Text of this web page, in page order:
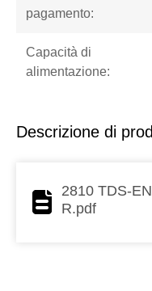
pagamento:
Capacità di
alimentazione:
Descrizione di
2810 TDS-
R.pdf